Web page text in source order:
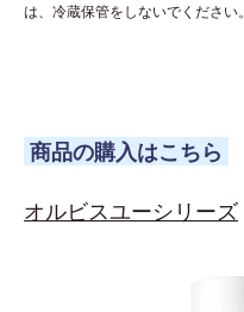
は、冷蔵保管をしないでください。
商品の購入はこちら
オルビスユーシリーズ